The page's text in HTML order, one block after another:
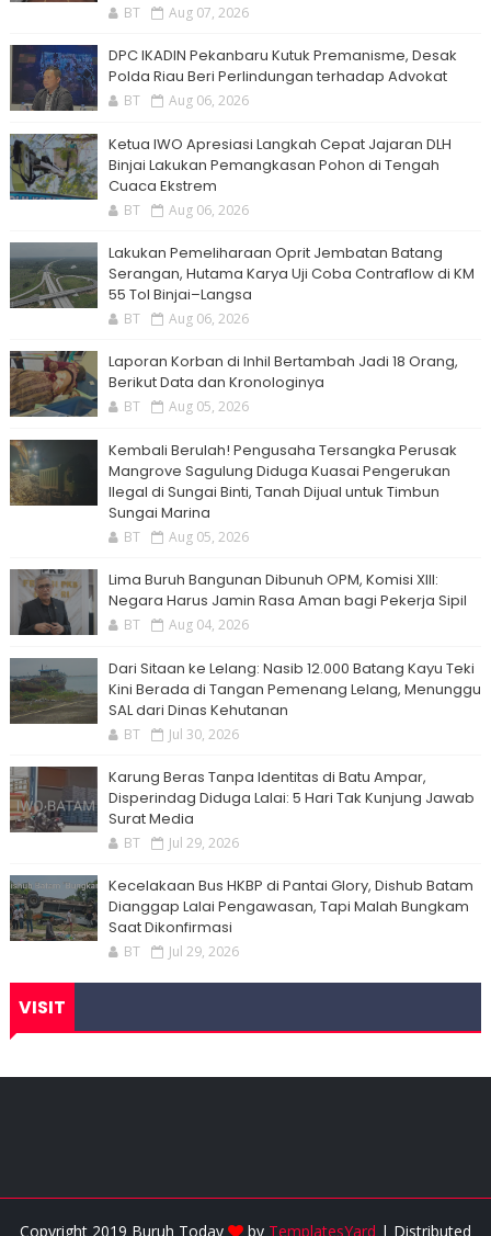
BT Aug 07, 2026
DPC IKADIN Pekanbaru Kutuk Premanisme, Desak
Polda Riau Beri Perlindungan terhadap Advokat
BT Aug 06, 2026
Ketua IWO Apresiasi Langkah Cepat Jajaran DLH
Binjai Lakukan Pemangkasan Pohon di Tengah
Cuaca Ekstrem
BT Aug 06, 2026
Lakukan Pemeliharaan Oprit Jembatan Batang
Serangan, Hutama Karya Uji Coba Contraflow di KM
55 Tol Binjai–Langsa
BT Aug 06, 2026
Laporan Korban di Inhil Bertambah Jadi 18 Orang,
Berikut Data dan Kronologinya
BT Aug 05, 2026
Kembali Berulah! Pengusaha Tersangka Perusak
Mangrove Sagulung Diduga Kuasai Pengerukan
Ilegal di Sungai Binti, Tanah Dijual untuk Timbun
Sungai Marina
BT Aug 05, 2026
Lima Buruh Bangunan Dibunuh OPM, Komisi XIII:
Negara Harus Jamin Rasa Aman bagi Pekerja Sipil
BT Aug 04, 2026
Dari Sitaan ke Lelang: Nasib 12.000 Batang Kayu Teki
Kini Berada di Tangan Pemenang Lelang, Menunggu
SAL dari Dinas Kehutanan
BT Jul 30, 2026
Karung Beras Tanpa Identitas di Batu Ampar,
Disperindag Diduga Lalai: 5 Hari Tak Kunjung Jawab
Surat Media
BT Jul 29, 2026
Kecelakaan Bus HKBP di Pantai Glory, Dishub Batam
Dianggap Lalai Pengawasan, Tapi Malah Bungkam
Saat Dikonfirmasi
BT Jul 29, 2026
VISIT
Copyright 2019 Buruh Today by TemplatesYard | Distributed